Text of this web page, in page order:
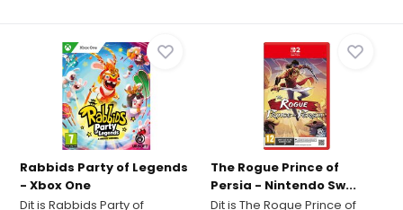
Rabbids Party of Legends
- Xbox One
Dit is Rabbids Party of
The Rogue Prince of
Persia - Nintendo Sw...
Dit is The Rogue Prince of